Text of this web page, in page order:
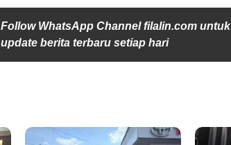
Follow WhatsApp Channel filalin.com untuk
update berita terbaru setiap hari